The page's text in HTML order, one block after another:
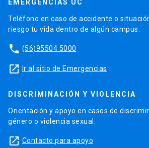
EMERGENCIAS UC
Teléfono en caso de accidente o
riesgo tu vida dentro de algún campus.
phone (56)95504 5000
launch Ir al sitio de Emergencias
DISCRIMINACIÓN Y VIOLENCIA
Orientación y apoyo en casos de
género o violencia sexual.
launch Contacto para apoyo